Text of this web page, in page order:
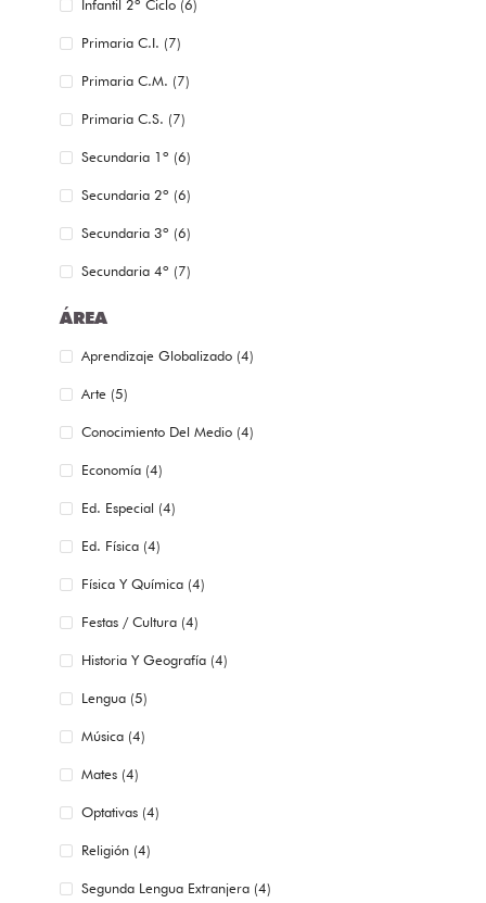
Infantil 2º Ciclo (6)
Primaria C.I. (7)
Primaria C.M. (7)
Primaria C.S. (7)
Secundaria 1º (6)
Secundaria 2º (6)
Secundaria 3º (6)
Secundaria 4º (7)
ÁREA
Aprendizaje Globalizado (4)
Arte (5)
Conocimiento Del Medio (4)
Economía (4)
Ed. Especial (4)
Ed. Física (4)
Física Y Química (4)
Festas / Cultura (4)
Historia Y Geografía (4)
Lengua (5)
Música (4)
Mates (4)
Optativas (4)
Religión (4)
Segunda Lengua Extranjera (4)